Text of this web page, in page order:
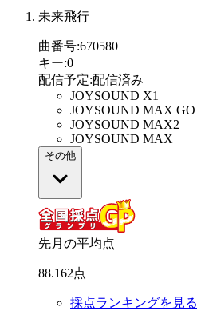
未来飛行
曲番号:670580
キー:0
配信予定:配信済み
JOYSOUND X1
JOYSOUND MAX GO
JOYSOUND MAX2
JOYSOUND MAX
その他
先月の平均点
88.162点
採点ランキングを見る